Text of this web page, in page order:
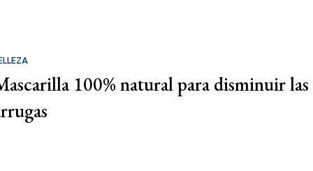
100% natural para disminuir las